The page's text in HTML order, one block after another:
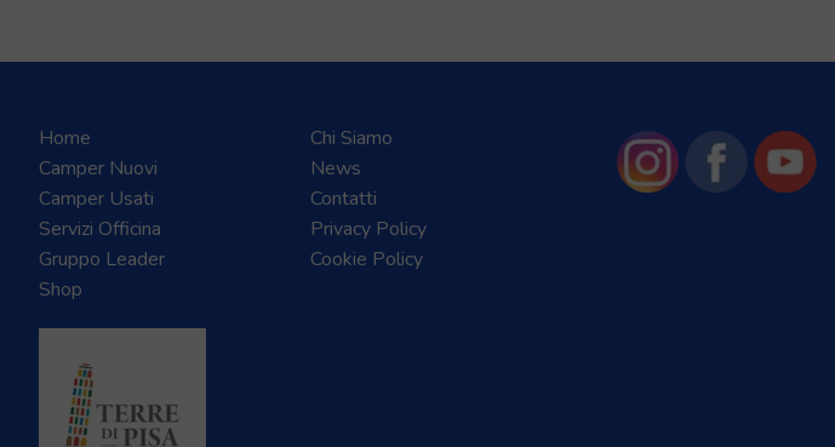
Home
Camper Nuovi
Camper Usati
Servizi Officina
Gruppo Leader
Shop
Chi Siamo
News
Contatti
Privacy Policy
Cookie Policy